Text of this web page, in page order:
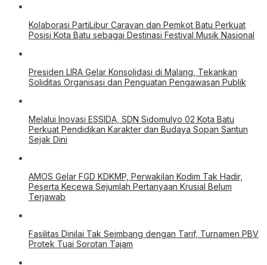
Melalui Inovasi ESSIDA, SDN Sidomulyo 02 Kota Batu
Terjawab
KDKMP Sumenep Diuji, DPRD Tekankan Transparansi
Setahun Pascapelantikan, 18 Kepala Daerah Terjaring OTT